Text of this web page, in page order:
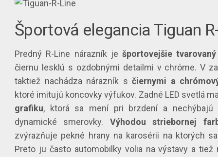
Športová elegancia Tiguan
Predný R-Line nárazník ješportovejšie tvarovaný
čiernu lesklú s ozdobnými detailmi v chróme. V
taktiež nachádza nárazník sčiernymi a
ktoré imitujú koncovky výfukov. Zadné LED svetlá
grafiku, ktorá sa mení pri brzdení a nechýbajú
dynamické smerovky. Výhodou striebornej
zvýrazňuje pekné hrany na karosérii na ktorých
Preto ju často automobilky volia na výstavy a tiež